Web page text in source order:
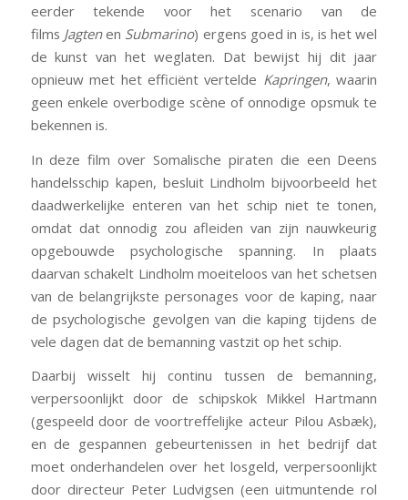
eerder tekende voor het scenario van de
films Jagtenen Submarino) ergens goed in is, is het wel
de kunst van het weglaten. Dat bewijst hij dit jaar
opnieuw met het efficiënt vertelde Kapringen, waarin
geen enkele overbodige scène of onnodige opsmuk te
bekennen is.
In deze film over Somalische piraten die een Deens
handelsschip kapen, besluit Lindholm bijvoorbeeld het
daadwerkelijke enteren van het schip niet te tonen,
omdat dat onnodig zou afleiden van zijn nauwkeurig
opgebouwde psychologische spanning. In plaats
daarvan schakelt Lindholm moeiteloos van het schetsen
van de belangrijkste personages voor de kaping, naar
de psychologische gevolgen van die kaping tijdens de
vele dagen dat de bemanning vastzit op het schip.
Daarbij wisselt hij continu tussen de bemanning,
verpersoonlijkt door de schipskok Mikkel Hartmann
(gespeeld door de voortreffelijke acteur Pilou Asbæk),
en de gespannen gebeurtenissen in het bedrijf dat
moet onderhandelen over het losgeld, verpersoonlijkt
door directeur Peter Ludvigsen (een uitmuntende rol